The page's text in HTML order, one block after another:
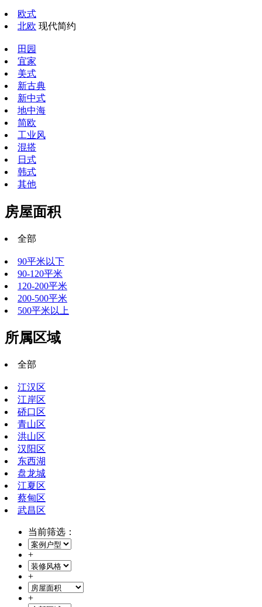
欧式
北欧 现代简约
田园
宜家
美式
新古典
新中式
地中海
简欧
工业风
混搭
日式
韩式
其他
房屋面积
全部
90平米以下
90-120平米
120-200平米
200-500平米
500平米以上
所属区域
全部
江汉区
江岸区
硚口区
青山区
洪山区
汉阳区
东西湖
盘龙城
江夏区
蔡甸区
武昌区
当前筛选：
+
+
+